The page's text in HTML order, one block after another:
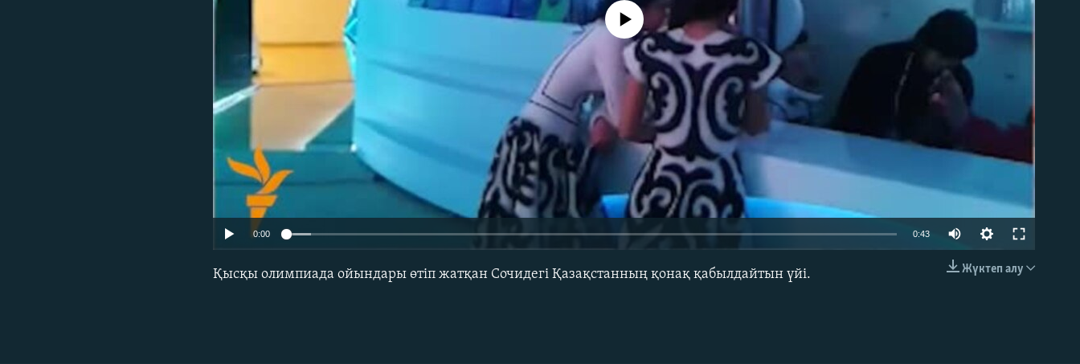
EMBED
No media source currently available
0:00 0:43
Жүктеп алу
Қысқы олимпиада ойындары өтіп жатқан Сочидегі Қазақстанның қонақ қабылдайтын үйі.